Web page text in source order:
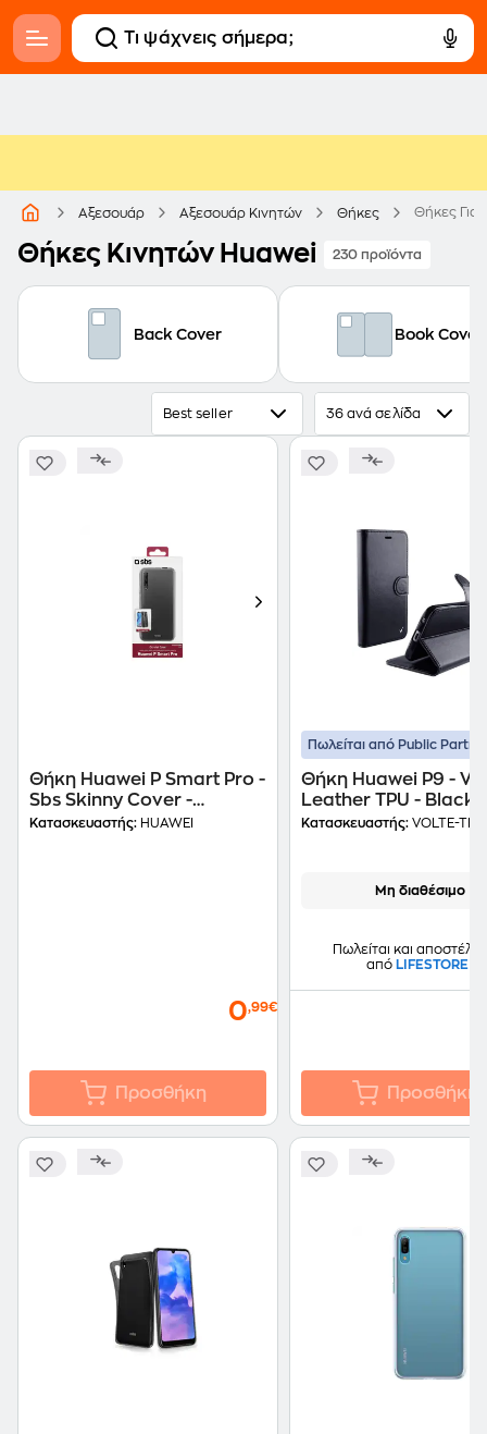
Αξεσουάρ Αξεσουάρ Κινητών Θήκες Θήκες Για
Θήκες Κινητών Huawei 230 προϊόντα
Back Cover Book Cover
Best seller 36 ανά σελίδα
Θήκη Huawei P Smart Pro -
Sbs Skinny Cover -
Transparent
Κατασκευαστής: HUAWEI
0,99€
Προσθήκη
Πωλείται από Public
Θήκη Huawei P9 -
Leather TPU - Black
Κατασκευαστής: VOLTE-TEL
Μη διαθέσιμο
Πωλείται και
από LIFESTORE
Προσθήκη